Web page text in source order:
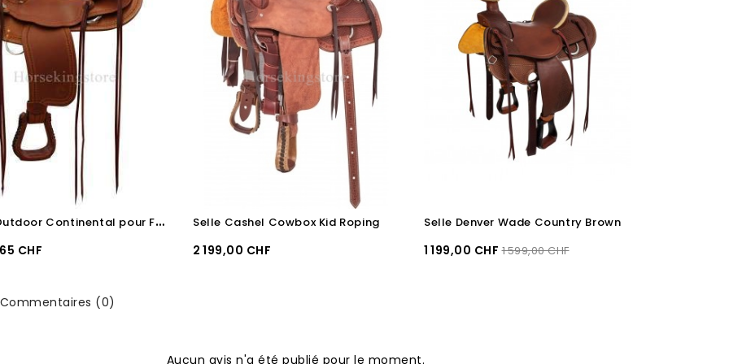
S
elle Outdoor Continental pour FM ou Haflinger
CHF
Selle Cashel Cowbox Kid Roping
Prix
2 199,00 CHF
Selle Denver Wade Country Brown
Prix
1 199,00 CHF Prix
1 599,00 CHF
Commentaires (0)
Aucun avis n'a été publié pour le moment.